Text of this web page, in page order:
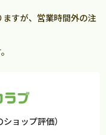
すが、営業時間外の注
ショップ評価）